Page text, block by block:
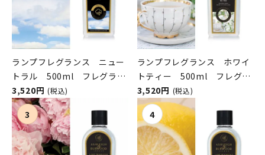
ランプフレグランス ニュー
トラル 500ml フレグラン
スランプ用オイル
ASHLEIGH&BURWOOD（ア
シュレイアンドバーウッド）
3,520円 (税込)
ランプフレグランス ホワイ
トティー 500ml フレグラ
ンスランプ用オイル
ASHLEIGH&BURWOOD（ア
シュレイアンドバーウッド）
3,520円 (税込)